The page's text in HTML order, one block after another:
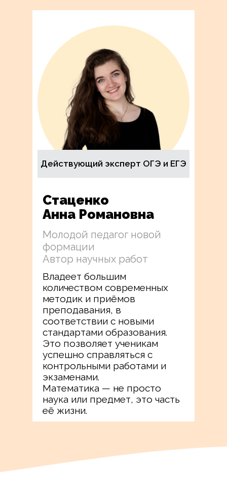
Стаценко
Анна Романовна
Молодой педагог новой
формации
Автор научных работ
Владеет большим
количеством современных
методик и приёмов
преподавания, в
соответствии с новыми
стандартами образования.
Это позволяет ученикам
успешно справляться с
контрольными работами и
экзаменами.
Математика — не просто
наука или предмет, это часть
её жизни.
Действующий эксперт ОГЭ и ЕГЭ